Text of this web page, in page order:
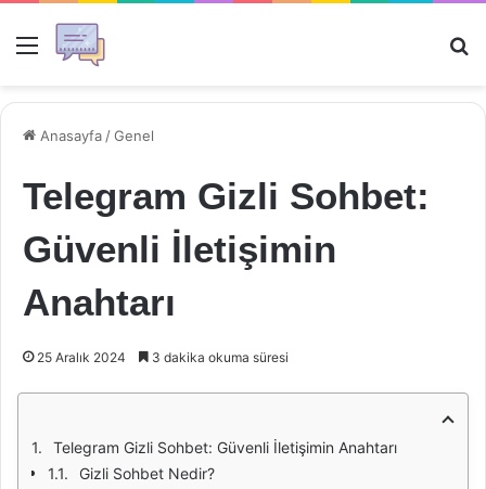
Menü
Anasayfa /Genel
Telegram Gizli Sohbet:
Güvenli İletişimin
Anahtarı
25 Aralık 2024 3 dakika okuma süresi
Telegram Gizli Sohbet: Güvenli İletişimin Anahtarı
Gizli Sohbet Nedir?